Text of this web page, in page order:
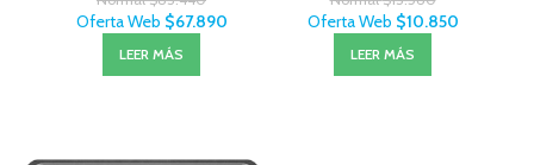
Oferta Web $67.890
LEER MÁS
Oferta Web $10.850
LEER MÁS